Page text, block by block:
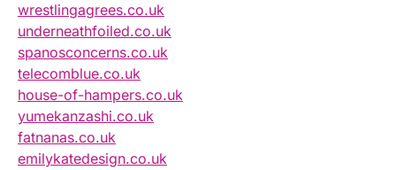
wrestlingagrees.co.uk
underneathfoiled.co.uk
spanosconcerns.co.uk
telecomblue.co.uk
house-of-hampers.co.uk
yumekanzashi.co.uk
fatnanas.co.uk
emilykatedesign.co.uk